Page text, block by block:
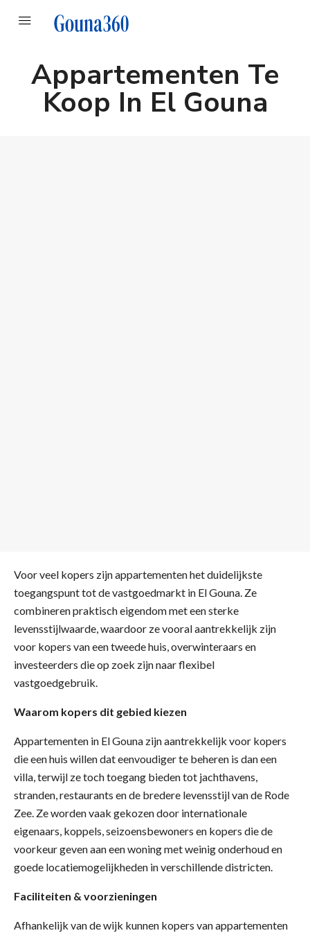
Appartementen Te
Koop In El Gouna
Voor veel kopers zijn appartementen het duidelijkste
toegangspunt tot de vastgoedmarkt in El Gouna. Ze
combineren praktisch eigendom met een sterke
levensstijlwaarde, waardoor ze vooral aantrekkelijk zijn
voor kopers van een tweede huis, overwinteraars en
investeerders die op zoek zijn naar flexibel
vastgoedgebruik.
Waarom kopers dit gebied kiezen
Appartementen in El Gouna zijn aantrekkelijk voor kopers
die een huis willen dat eenvoudiger te beheren is dan een
villa, terwijl ze toch toegang bieden tot jachthavens,
stranden, restaurants en de bredere levensstijl van de Rode
Zee. Ze worden vaak gekozen door internationale
eigenaars, koppels, seizoensbewoners en kopers die de
voorkeur geven aan een woning met weinig onderhoud en
goede locatiemogelijkheden in verschillende districten.
Faciliteiten & voorzieningen
Afhankelijk van de wijk kunnen kopers van appartementen